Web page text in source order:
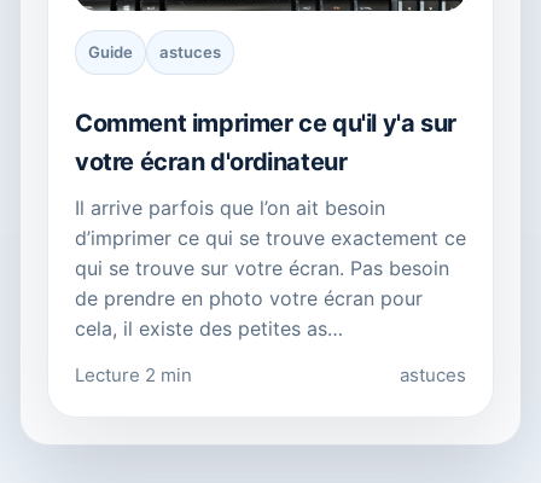
Guide astuces
Comment imprimer ce qu'il y'a sur
votre écran d'ordinateur
Il arrive parfois que l’on ait besoin
d’imprimer ce qui se trouve exactement ce
qui se trouve sur votre écran. Pas besoin
de prendre en photo votre écran pour
cela, il existe des petites as…
Lecture 2 min astuces